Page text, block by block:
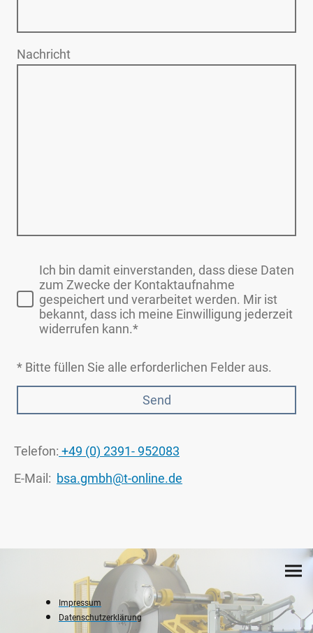
Nachricht
Ich bin damit einverstanden, dass diese Daten
zum Zwecke der Kontaktaufnahme
gespeichert und verarbeitet werden. Mir ist
bekannt, dass ich meine Einwilligung jederzeit
widerrufen kann.*
* Bitte füllen Sie alle erforderlichen Felder aus.
Send
Telefon: +49 (0) 2391- 952083
E-Mail: bsa.gmbh@t-online.de
Impressum
Datenschutzerklärung